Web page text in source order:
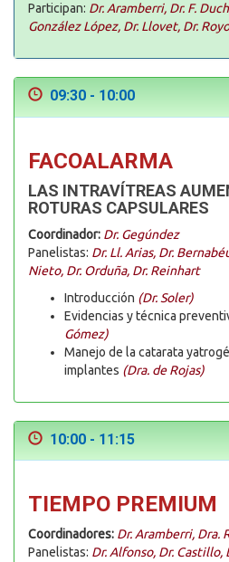
Participan: Dr. Aramberri, Dr. F.
González López, Dr. Llovet, Dr.
09:30 - 10:00
FACOALARMA
LAS INTRAVÍTREAS
ROTURAS CAPSULARES
Coordinador: Dr. Gegúndez
Panelistas: Dr. Ll. Arias, Dr.
Nieto, Dr. Orduña, Dr. Reinhart
Introducción (Dr. Soler)
Evidencias y técnica
Gómez)
Manejo de la catarata
implantes (Dra. de Rojas)
10:00 - 11:15
TIEMPO PREMIUM
Coordinadores: Dr. Aramberri, Dra.
Panelistas: Dr. Alfonso, Dr. Castillo,